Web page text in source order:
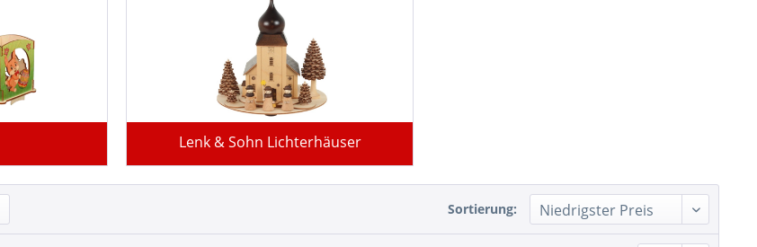
Lenk & Sohn Lichterhäuser
Sortierung: